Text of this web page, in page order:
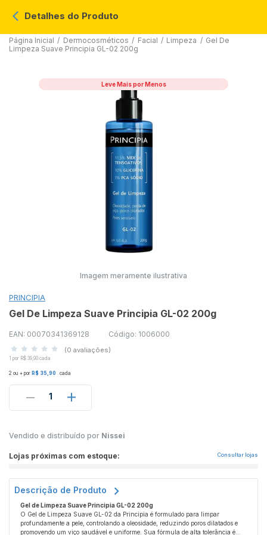
Página Inicial / Dermocosméticos / Facial / Limpeza / Gel De
Limpeza Suave Principia GL-02 200g
Detalhes do Produto
Leve Mais por Menos
Imagem meramente ilustrativa
PRINCIPIA
Gel De Limpeza Suave Principia GL-02 200g
EAN: 00070341369128 Código: 1006000
(0 avaliações)
1 por R$ 39,90 cada
2 ou + por R$ 35,90 cada
1
Vendido e distribuído por Nissei
Lojas próximas com estoque: Consultar lojas
Descrição de Produto
Gel de Limpeza Suave Principia GL-02 200g
O Gel de Limpeza Suave GL-02 da Principia é formulado para limpar
profundamente a pele, controlando a oleosidade, reduzindo poros dilatados e
promovendo um viço saudável e uniforme. Sua fórmula de alta tolerância é